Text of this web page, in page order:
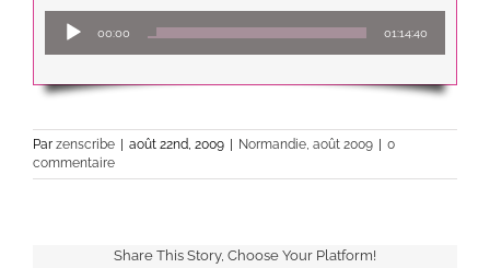
audio
00:00 01:14:40
Par zenscribe août 22nd, 2009 Normandie, août 2009
0
commentaire
Share This Story, Choose Your Platform!